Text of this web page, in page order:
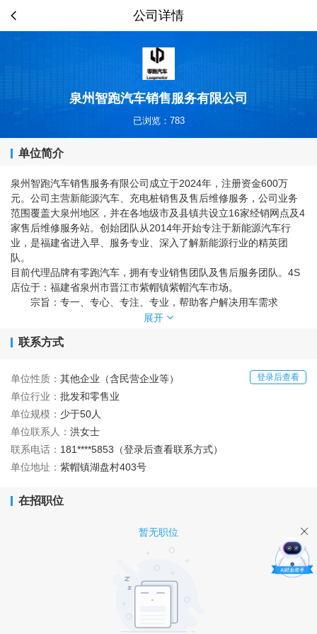
公司详情
泉州智跑汽车销售服务有限公司
已浏览：783
单位简介
泉州智跑汽车销售服务有限公司成立于2024年，注册资金600万
元。公司主营新能源汽车、充电桩销售及售后维修服务，公司业务
范围覆盖大泉州地区，并在各地级市及县镇共设立16家经销网点及4
家售后维修服务站。创始团队从2014年开始专注于新能源汽车行
业，是福建省进入早、服务专业、深入了解新能源行业的精英团
队。
目前代理品牌有零跑汽车，拥有专业销售团队及售后服务团队。4S
店位于：福建省泉州市晋江市紫帽镇紫帽汽车市场。
宗旨：专一、专心、专注、专业，帮助客户解决用车需求
价值观：诚信、合作、创新、共赢
愿景：成为一流的新能源汽车行业综合服务商
展开
联系方式
登录后查看
单位性质： 其他企业（含民营企业等）
单位行业： 批发和零售业
单位规模： 少于50人
单位联系人： 洪女士
联系电话： 181****5853（登录后查看联系方式）
单位地址： 紫帽镇湖盘村403号
在招职位
暂无职位